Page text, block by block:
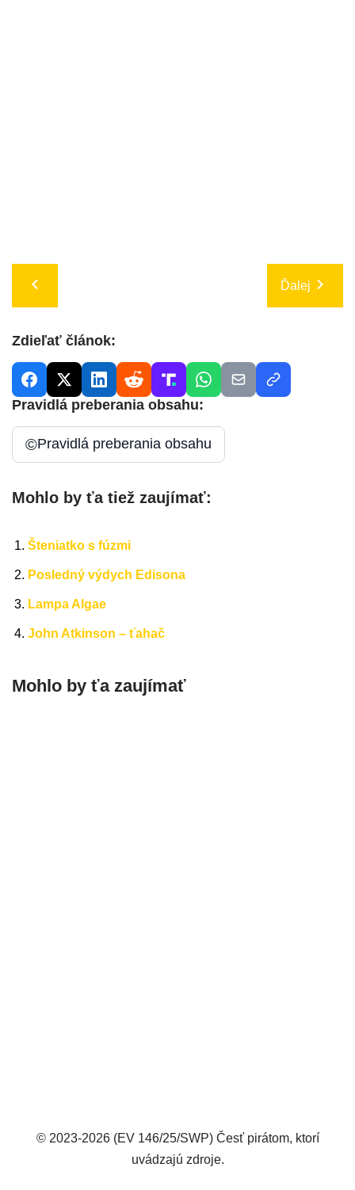
Ďalej
Zdieľať článok:
Pravidlá preberania obsahu:
©Pravidlá preberania obsahu
Mohlo by ťa tiež zaujímať:
Šteniatko s fúzmi
Posledný výdych Edisona
Lampa Algae
John Atkinson – ťahač
Mohlo by ťa zaujímať
© 2023-2026 (EV 146/25/SWP) Česť pirátom, ktorí
uvádzajú zdroje.